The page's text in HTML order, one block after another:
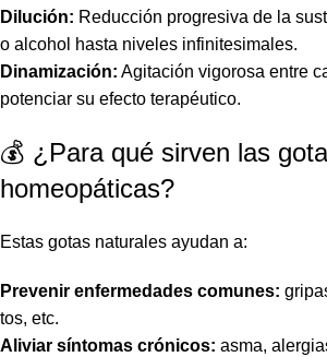
Dilución: Reducción progresiva de la
o alcohol hasta niveles infinitesimales.
Dinamización: Agitación vigorosa entre
potenciar su efecto terapéutico.
💰 ¿Para qué sirven las
homeopáticas?
Estas gotas naturales ayudan a:
Prevenir enfermedades comunes:
tos, etc.
Aliviar síntomas crónicos: asma,